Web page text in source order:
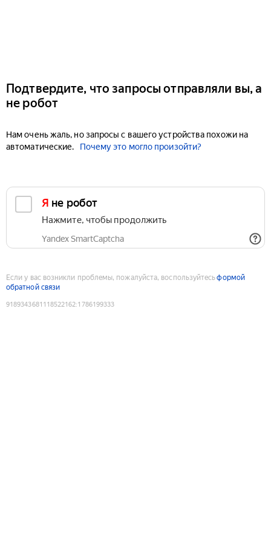
Подтвердите, что запросы отправляли вы, а
не робот
Нам очень жаль, но запросы с вашего устройства похожи на
автоматические.
Почему это могло произойти?
Я не робот
Нажмите, чтобы продолжить
Yandex SmartCaptcha
Если у вас возникли проблемы, пожалуйста, воспользуйтесьформой
обратной связи
9189343681118522162:1786199333